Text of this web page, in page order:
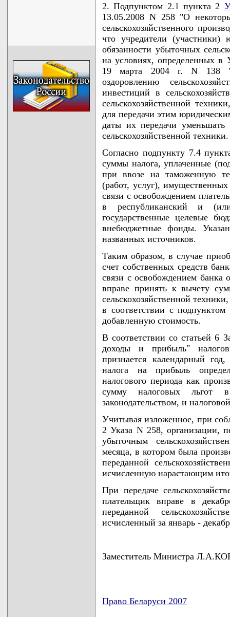
2. Подпунктом 2.1 пункта 2
13.05.2008 N 258 "О
сельскохозяйственного
что учредители
обязанности убыточных
на условиях, определенных в
19 марта 2004 г. N 138
оздоровлению
инвестиций в
сельскохозяйственной
для передачи этим
даты их передачи
сельскохозяйственной техники.
Согласно подпункту 7.4
суммы налога, уплаченные
при ввозе на таможенную
(работ, услуг),
связи с освобождением
в республиканский и
государственные целевые
внебюджетные фонды.
названных источников.
Таким образом, в случае
счет собственных средств
связи с освобождением банка
вправе принять к вычету
сельскохозяйственной
в соответствии с
добавленную стоимость.
В соответствии со статьей 6
доходы и прибыль"
признается календарный
налога на прибыль
налогового периода как
сумму налоговых льгот в
законодательством, и
Учитывая изложенное, при
2 Указа N 258, организации,
убыточным
месяца, в котором была
переданной
исчисленную нарастающим
При передаче
плательщик вправе в
переданной
исчисленный за январь -
Заместитель Министра
Право Беларуси 2007